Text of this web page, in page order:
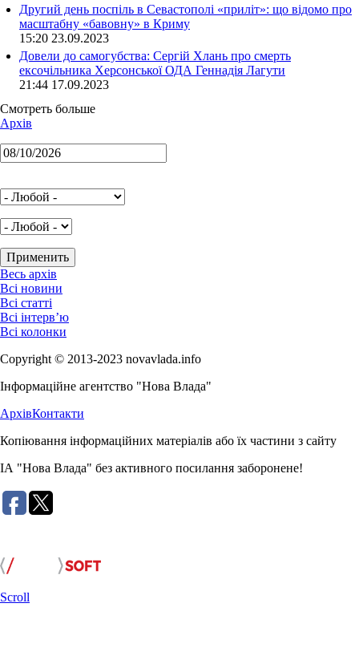
Другий день поспіль в Севастополі «приліт»: що відомо про
масштабну «бавовну» в Криму
15:20 23.09.2023
Довели до самогубства: Сергій Хлань про смерть
ексочільника Херсонської ОДА Геннадія Лагути
21:44 17.09.2023
Смотреть больше
Архів
Весь архів
Всі новини
Всі статті
Всі інтерв’ю
Всі колонки
Copyright © 2013-2023 novavlada.info
Інформаційне агентство "Нова Влада"
АрхівКонтакти
Копіювання інформаційних матеріалів або їх частини з сайту
ІА "Нова Влада" без активного посилання заборонене!
Scroll